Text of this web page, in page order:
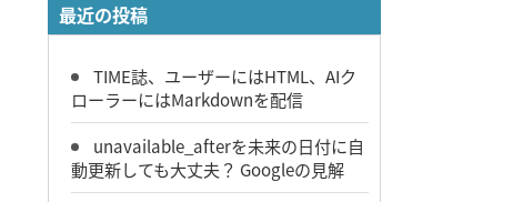
最近の投稿
TIME誌、ユーザーにはHTML、AIク
ローラーにはMarkdownを配信
unavailable_afterを未来の日付に自
動更新しても大丈夫？ Googleの見解